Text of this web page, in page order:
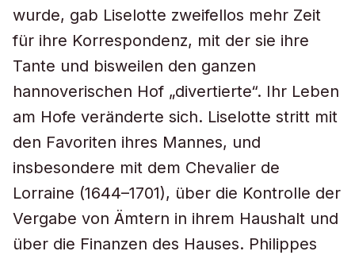
wurde, gab Liselotte zweifellos mehr Zeit
für ihre Korrespondenz, mit der sie ihre
Tante und bisweilen den ganzen
hannoverischen Hof „divertierte“. Ihr Leben
am Hofe veränderte sich. Liselotte stritt mit
den Favoriten ihres Mannes, und
insbesondere mit dem Chevalier de
Lorraine (1644–1701), über die Kontrolle der
Vergabe von Ämtern in ihrem Haushalt und
über die Finanzen des Hauses. Philippes